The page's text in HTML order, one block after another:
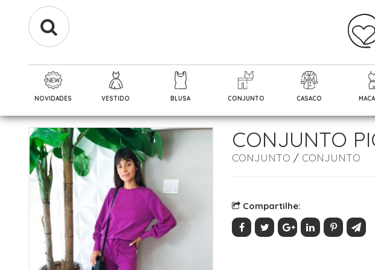
NOVIDADES VESTIDO BLUSA CONJUNTO CASACO
CONJUNTO
CONJUNTO / CONJUNTO
Compartilhe: